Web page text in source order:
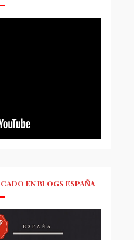
EN BLOGS ESPAÑA